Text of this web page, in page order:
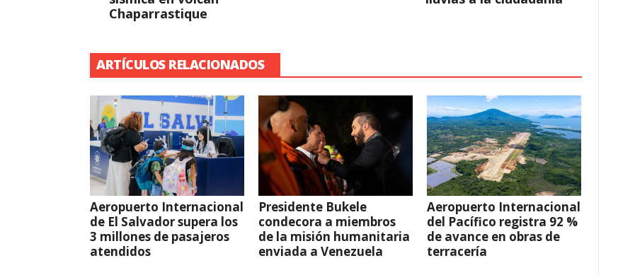
Chaparrastique
ARTÍCULOS RELACIONADOS
Aeropuerto Internacional
de El Salvador supera los
3 millones de pasajeros
atendidos
Presidente Bukele
condecora a miembros
de la misión humanitaria
enviada a Venezuela
Aeropuerto Internacional
del Pacífico registra 92 %
de avance en obras de
terracería